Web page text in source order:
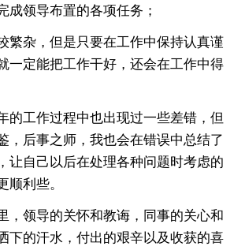
成领导布置的各项任务；
繁杂，但是只要在工作中保持认真谨
一定能把工作干好，还会在工作中得
的工作过程中也出现过一些差错，但
，后事之师，我也会在错误中总结了
让自己以后在处理各种问题时考虑的
顺利些。
，领导的关怀和教诲，同事的关心和
下的汗水，付出的艰辛以及收获的喜